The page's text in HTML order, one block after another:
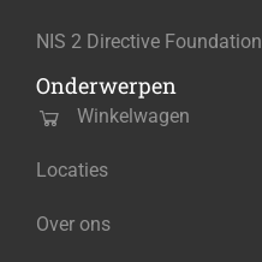
NIS 2 Directive Foundation
Onderwerpen
Winkelwagen
Locaties
Over ons